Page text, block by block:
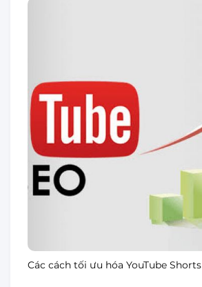
Các cách tối ưu hóa YouTube Shorts